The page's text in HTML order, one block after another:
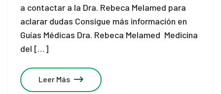
a contactar a la Dra. Rebeca Melamed para
aclarar dudas Consigue más información en
Guías Médicas Dra. Rebeca Melamed Medicina
del […]
Leer Más